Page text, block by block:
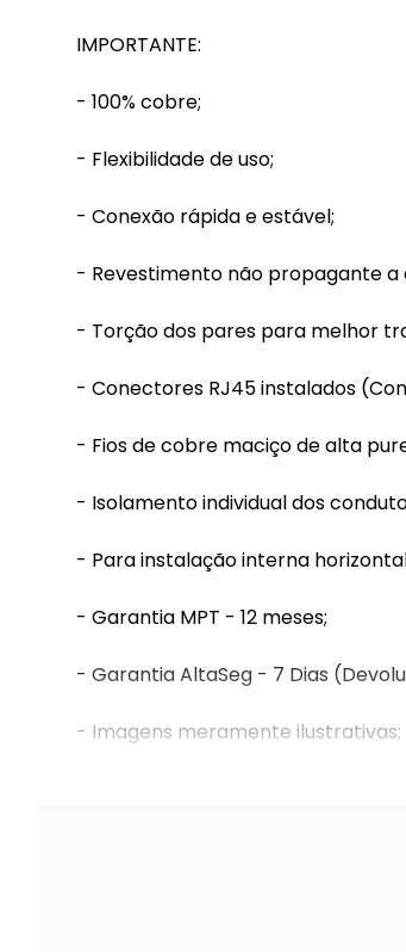
IMPORTANTE:
- 100% cobre;
- Flexibilidade de uso;
- Conexão rápida e estável;
- Revestimento não propagante a
- Torção dos pares para melhor
- Conectores RJ45 instalados
- Fios de cobre maciço de alta
- Isolamento individual dos
- Para instalação interna
- Garantia MPT - 12 meses;
- Garantia AltaSeg - 7 Dias
- Imagens meramente ilustrativas;